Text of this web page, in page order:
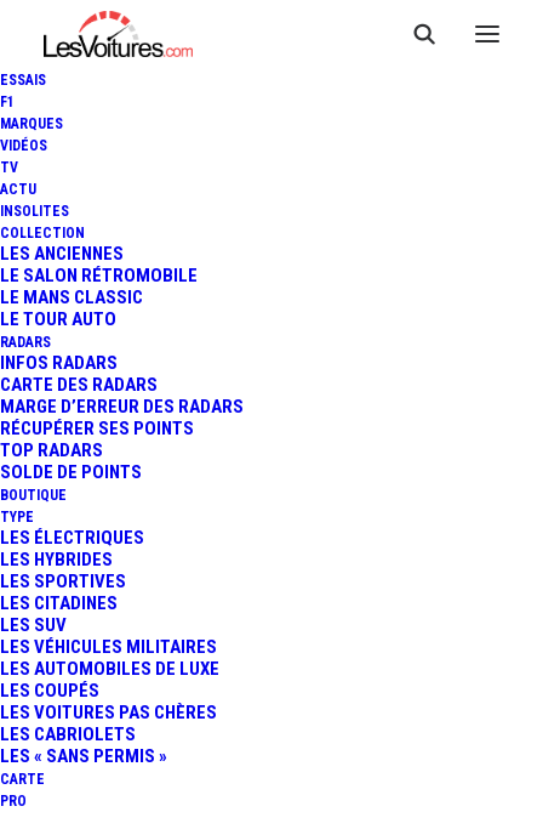
ESSAIS
F1
MARQUES
VIDÉOS
TV
ACTU
INSOLITES
COLLECTION
LES ANCIENNES
LE SALON RÉTROMOBILE
LE MANS CLASSIC
LE TOUR AUTO
RADARS
INFOS RADARS
CARTE DES RADARS
MARGE D’ERREUR DES RADARS
RÉCUPÉRER SES POINTS
TOP RADARS
SOLDE DE POINTS
BOUTIQUE
TYPE
LES ÉLECTRIQUES
LES HYBRIDES
LES SPORTIVES
LES CITADINES
LES SUV
LES VÉHICULES MILITAIRES
LES AUTOMOBILES DE LUXE
LES COUPÉS
LES VOITURES PAS CHÈRES
LES CABRIOLETS
LES « SANS PERMIS »
CARTE
PRO
TOYOTA AYGO X : LA PETITE
CITADINE PASSE À L'HYBRIDE